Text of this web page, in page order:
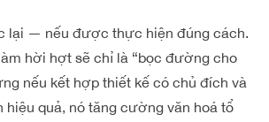
lại — nếu được thực hiện đúng cách.
hời hợt sẽ chỉ là “bọc đường cho
nếu kết hợp thiết kế có chủ đích và
hiệu quả, nó tăng cường văn hoá tổ